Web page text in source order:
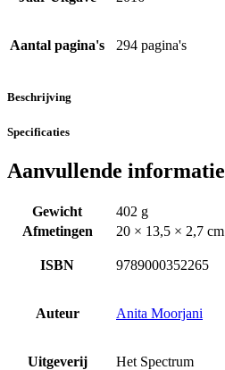
Aantal pagina's 294 pagina's
Beschrijving
Specificaties
Aanvullende informatie
Gewicht
402 g
Afmetingen
20 × 13,5 × 2,7 cm
ISBN 9789000352265
Auteur Anita Moorjani
Uitgeverij Het Spectrum